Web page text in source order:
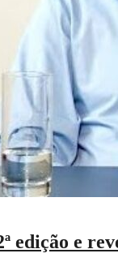
edição e